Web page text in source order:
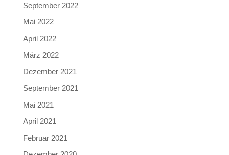
September 2022
Mai 2022
April 2022
März 2022
Dezember 2021
September 2021
Mai 2021
April 2021
Februar 2021